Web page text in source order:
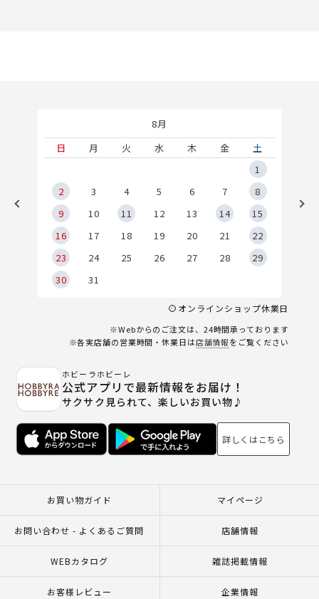
8月
日
月 火 水 木 金
土
1
2
3 4 5 6 7
8
9
10 11 12 13 14
15
16
17 18 19 20 21
22
23
24 25 26 27 28
29
30
31
オンラインショップ休業日
※Webからのご注文は、24時間承っております
※各実店舗の営業時間・休業日は店舗情報をご覧ください
ホビーラホビーレ
公式アプリで最新情報をお届け！
サクサク見られて、楽しいお買い物♪
詳しくはこちら
お買い物ガイド マイページ
お問い合わせ - よくあるご質問 店舗情報
WEBカタログ 雑誌掲載情報
お客様レビュー 企業情報